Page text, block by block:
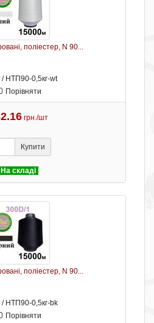
поліестер, N 90...
НТП90-0,5кг-wt
Порівняти
грн./шт
Купити
На складі
поліестер, N 90...
НТП90-0,5кг-bk
Порівняти